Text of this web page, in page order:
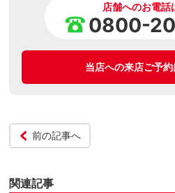
店舗へのお電話
0800-
当店への来店ご予
前の記事へ
関連記事